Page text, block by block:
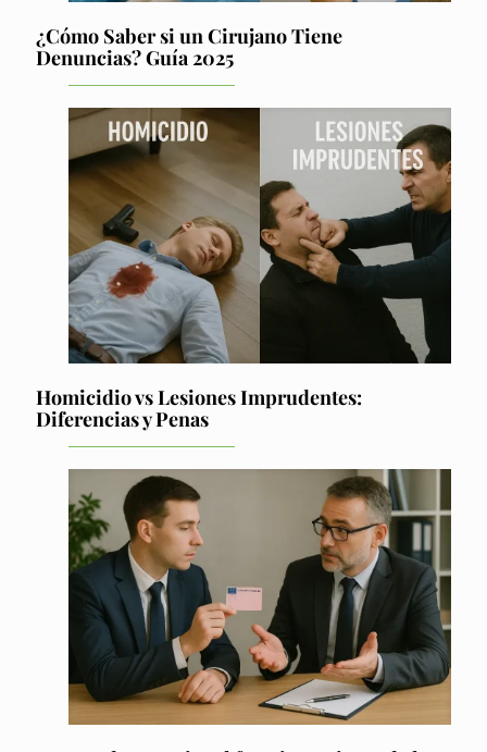
¿Cómo Saber si un Cirujano Tiene
Denuncias? Guía 2025
Homicidio vs Lesiones Imprudentes:
Diferencias y Penas